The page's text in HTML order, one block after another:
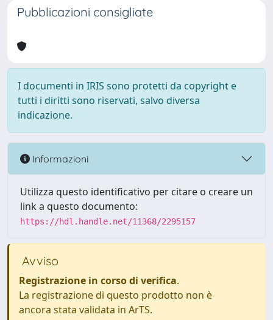
Pubblicazioni consigliate
I documenti in IRIS sono protetti da copyright e
tutti i diritti sono riservati, salvo diversa
indicazione.
Informazioni
Utilizza questo identificativo per citare o creare un
link a questo documento:
https://hdl.handle.net/11368/2295157
Avviso
Registrazione in corso di verifica.
La registrazione di questo prodotto non è
ancora stata validata in ArTS.